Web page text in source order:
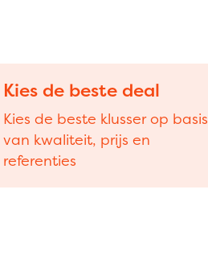
Kies de beste deal
Kies de beste klusser op basis
van kwaliteit, prijs en
referenties